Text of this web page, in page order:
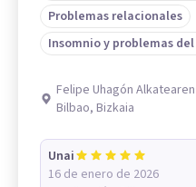
Problemas relacionales
Insomnio y problemas
Felipe Uhagón
Bilbao, Bizkaia
Unai
16 de enero de 2026